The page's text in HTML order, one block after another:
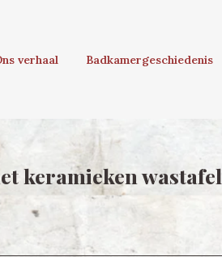
verhaal Badkamergeschiedenis
keramieken wastafel